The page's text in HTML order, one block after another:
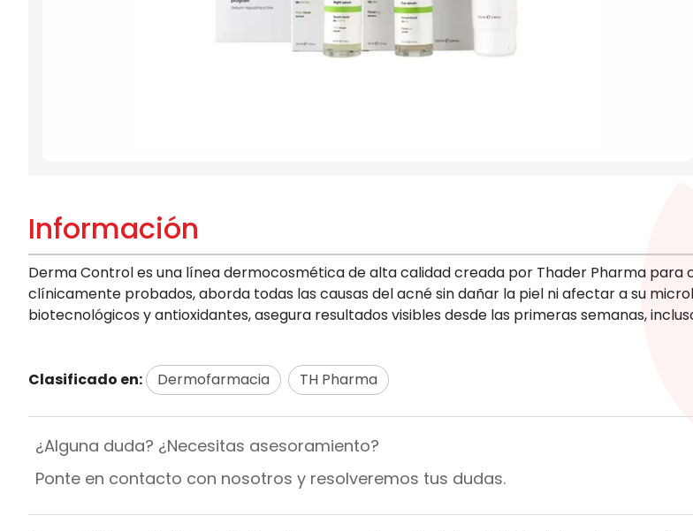
Información
Derma Control es una línea dermocosmética de alta calidad creada por Thader Pharma
clínicamente probados, aborda todas las causas del acné sin dañar la piel ni afectar a su
biotecnológicos y antioxidantes, asegura resultados visibles desde las primeras semanas,
Clasificado en: Dermofarmacia TH Pharma
¿Alguna duda? ¿Necesitas asesoramiento?
Ponte en contacto con nosotros y resolveremos tus dudas.